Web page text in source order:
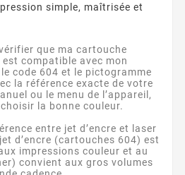
simple, maîtrisée et
que ma cartouche
est compatible avec mon
code 604 et le pictogramme
la référence exacte de votre
ou le menu de l’appareil,
la bonne couleur.
entre jet d’encre et laser
d’encre (cartouches 604) est
impressions couleur et au
convient aux gros volumes